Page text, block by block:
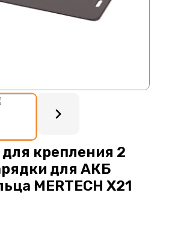
крепления 2
для АКБ
MERTECH X21